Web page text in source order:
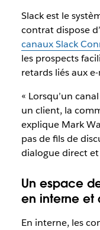
Slack est le
contrat dispose
canaux Slack
les prospects
retards liés aux
« Lorsqu’un
un client, la
explique Mark
pas de fils de
dialogue direct
Un espace
en interne et
En interne, les